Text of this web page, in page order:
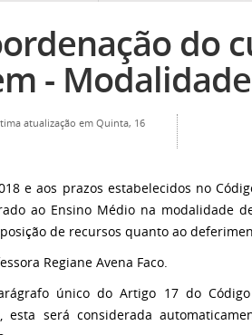
do
- Modalidade
atualização em Quinta, 16
e aos prazos estabelecidos no
ao Ensino Médio na modalidade
de recursos quanto ao
Regiane Avena Faco.
único do Artigo 17 do
será considerada